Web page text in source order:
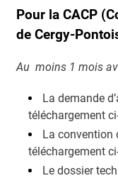
Pour la CACP
de Cergy-
Au moins 1 mois
La demande
téléchargement
La convention
téléchargement
Le dossier